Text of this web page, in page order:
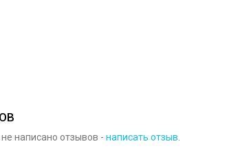
написано отзывов - написать отзыв.